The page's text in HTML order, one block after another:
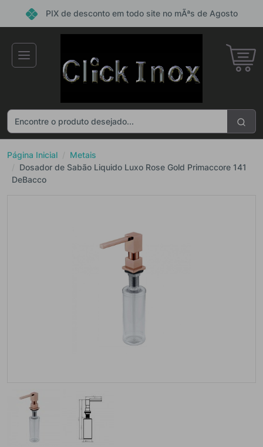
PIX de desconto em todo site no mÃªs de Agosto
Página Inicial
Metais
Dosador de Sabão Liquido Luxo Rose Gold Primaccore 141
DeBacco
Receba ofertas e descontos exclusivos
Não gosto de promoções!